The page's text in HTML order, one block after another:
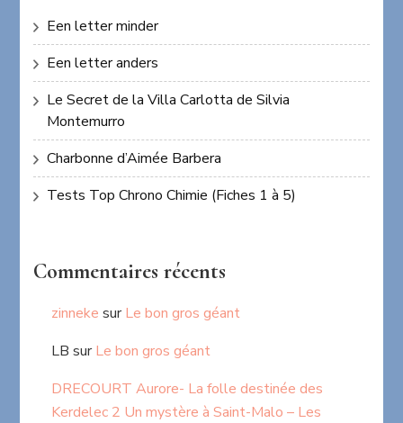
Een letter minder
Een letter anders
Le Secret de la Villa Carlotta de Silvia
Montemurro
Charbonne d’Aimée Barbera
Tests Top Chrono Chimie (Fiches 1 à 5)
Commentaires récents
zinneke surLe bon gros géant
LB surLe bon gros géant
DRECOURT Aurore- La folle destinée des
Kerdelec 2 Un mystère à Saint-Malo – Les